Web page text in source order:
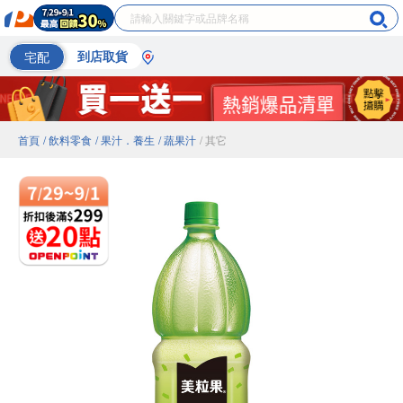
宅配 到店取貨
首頁 / 飲料零食 / 果汁．養生 / 蔬果汁 / 其它